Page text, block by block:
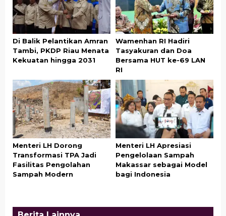
Di Balik Pelantikan Amran
Tambi, PKDP Riau Menata
Kekuatan hingga 2031
Wamenhan RI Hadiri
Tasyakuran dan Doa
Bersama HUT ke-69 LAN
RI
Menteri LH Dorong
Transformasi TPA Jadi
Fasilitas Pengolahan
Sampah Modern
Menteri LH Apresiasi
Pengelolaan Sampah
Makassar sebagai Model
bagi Indonesia